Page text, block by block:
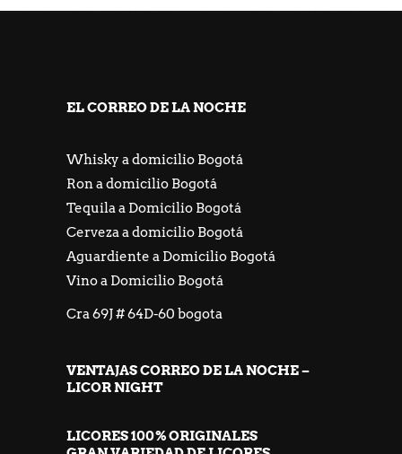
EL CORREO DE LA NOCHE
Whisky a domicilio Bogotá
Ron a domicilio Bogotá
Tequila a Domicilio Bogotá
Cerveza a domicilio Bogotá
Aguardiente a Domicilio Bogotá
Vino a Domicilio Bogotá
Cra 69J # 64D-60 bogota
VENTAJAS CORREO DE LA NOCHE –
LICOR NIGHT
LICORES 100% ORIGINALES